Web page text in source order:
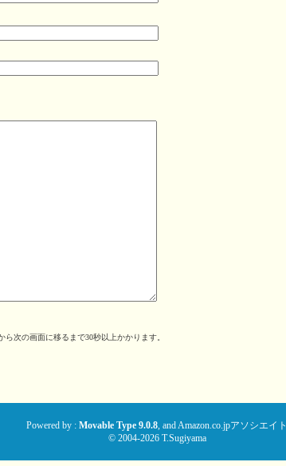
次の画面に移るまで30秒以上かかります。
Powered by : Movable Type 9.0.8, andAmazon.co.jpアソシエイト
© 2004-2026 T.Sugiyama